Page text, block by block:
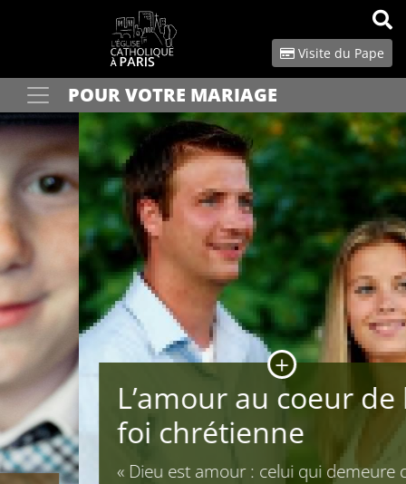
Visite du Pape
Votre recherchePOUR VOTRE MARIAGE
L’amour au coeur de la
foi chrétienne
« Dieu est amour : celui qui demeure dans
Panneau de gestion des cookies